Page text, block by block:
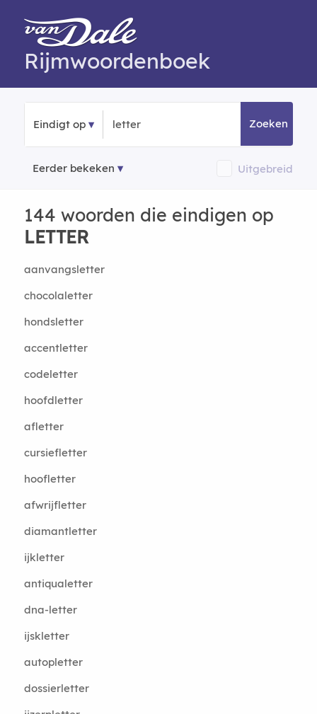
Rijmwoordenboek
Eindigt op Zoeken
Eerder bekeken Uitgebreid
144 woorden die eindigen op
LETTER
aanvangsletter
chocolaletter
hondsletter
accentletter
codeletter
hoofdletter
afletter
cursiefletter
hoofletter
afwrijfletter
diamantletter
ijkletter
antiqualetter
dna-letter
ijskletter
autopletter
dossierletter